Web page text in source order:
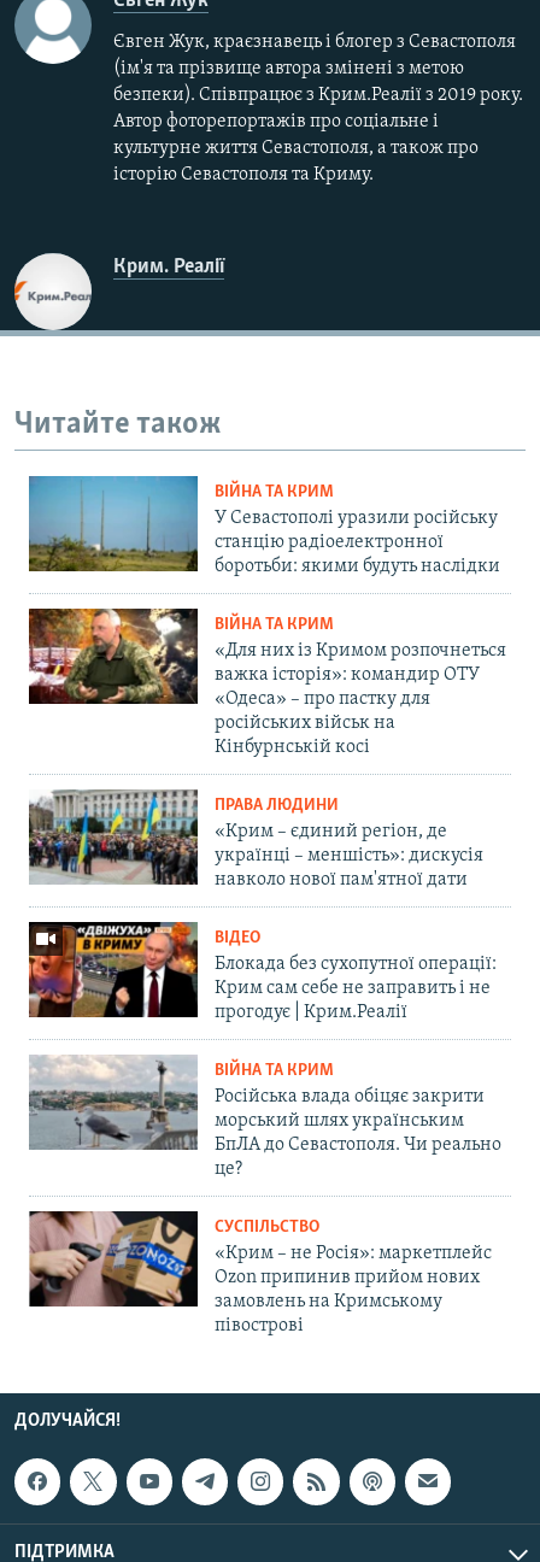
Євген Жук, краєзнавець і блогер з Севастополя
(ім'я та прізвище автора змінені з метою
безпеки). Співпрацює з Крим.Реалії з 2019 року.
Автор фоторепортажів про соціальне і
культурне життя Севастополя, а також про
історію Севастополя та Криму.
Крим. Реалії
Читайте також
ВІЙНА ТА КРИМ
У Севастополі уразили російську
станцію радіоелектронної
боротьби: якими будуть наслідки
ВІЙНА ТА КРИМ
«Для них із Кримом розпочнеться
важка історія»: командир ОТУ
«Одеса» – про пастку для
російських військ на
Кінбурнській косі
ПРАВА ЛЮДИНИ
«Крим – єдиний регіон, де
українці – меншість»: дискусія
навколо нової пам'ятної дати
ВІДЕО
Блокада без сухопутної операції:
Крим сам себе не заправить і не
прогодує | Крим.Реалії
ВІЙНА ТА КРИМ
Російська влада обіцяє закрити
морський шлях українським
БпЛА до Севастополя. Чи реально
це?
СУСПІЛЬСТВО
«Крим – не Росія»: маркетплейс
Ozon припинив прийом нових
замовлень на Кримському
півострові
ДОЛУЧАЙСЯ!
ПІДТРИМКА